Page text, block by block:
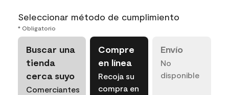
Seleccionar método de cumplimiento
* Obligatorio
Buscar una
tienda
cerca suyo
Comerciantes
Compre
en línea
Recoja su
compra en
Envío
No
disponible